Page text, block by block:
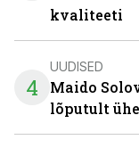
kvaliteeti
4
UUDISED
Maido
lõputult